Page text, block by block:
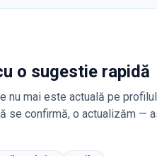
o sugestie rapidă
nu mai este actuală pe profilul
se confirmă, o actualizăm —